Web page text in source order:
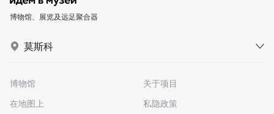
博物馆、展览及远足聚合器
莫斯科
博物馆
在地图上
关于项目
私隐政策